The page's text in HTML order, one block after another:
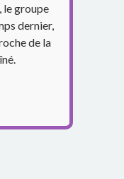
le groupe
dernier,
de la